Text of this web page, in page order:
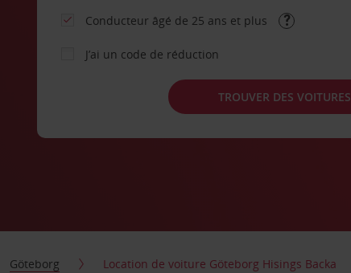
Conducteur âgé de 25 ans et plus
J’ai un code de réduction
TROUVER DES VOITURES
Göteborg Location de voiture Göteborg Hisings Backa